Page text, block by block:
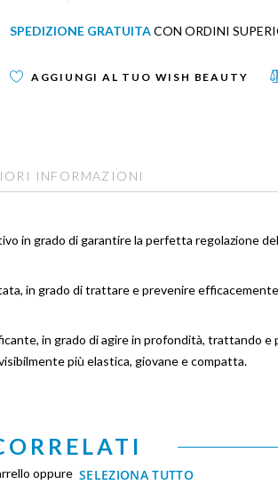
SPEDIZIONE GRATUITACON ORDINI
AGGIUNGI AL TUO WISH BEAUTY
in grado di garantire la perfetta regolazione
in grado di trattare e prevenire
in grado di agire in profondità, trattando
più elastica, giovane e compatta.
INFORMAZIONI
oppure SELEZIONA TUTTO